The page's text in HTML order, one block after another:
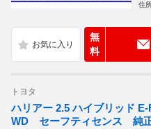
住
無
料
トヨタ
ハリアー 2.5 ハイブリッド
WD セーフティセンス 純